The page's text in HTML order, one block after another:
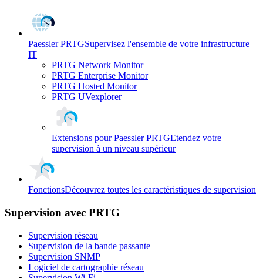
Paessler PRTGSupervisez l'ensemble de votre infrastructure
IT
PRTG Network Monitor
PRTG Enterprise Monitor
PRTG Hosted Monitor
PRTG UVexplorer
Extensions pour Paessler PRTGEtendez votre
supervision à un niveau supérieur
FonctionsDécouvrez toutes les caractéristiques de supervision
Supervision avec PRTG
Supervision réseau
Supervision de la bande passante
Supervision SNMP
Logiciel de cartographie réseau